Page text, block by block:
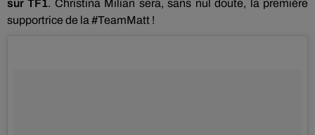
sur TF1. Christina Milian sera, sans nul doute, la première
supportrice de la #TeamMatt !